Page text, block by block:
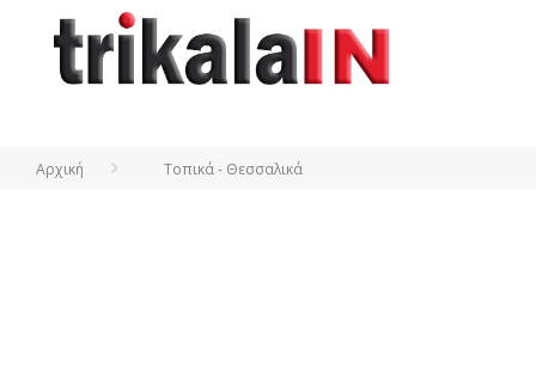
Αρχική Τοπικά - Θεσσαλικά